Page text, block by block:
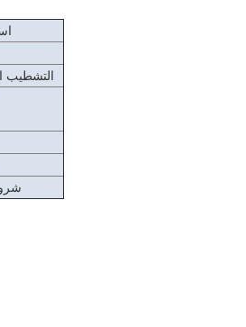
التشطيب